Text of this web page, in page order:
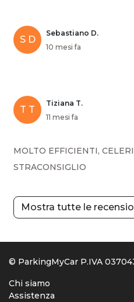
S D
Sebastiano D.
10 mesi fa
T T
Tiziana T.
11 mesi fa
MOLTO EFFICIENTI,
STRACONSIGLIO
Mostra tutte le
© ParkingMyCar P.IVA
Chi siamo
Assistenza